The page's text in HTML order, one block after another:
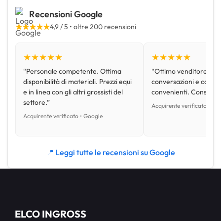
Recensioni Google
★★★★★4,9 / 5 • oltre 200 recensioni
★★★★★
“Personale competente. Ottima
disponibilità di materiali. Prezzi equi
e in linea con gli altri grossisti del
settore.”
Acquirente verificato • Google
★★★★★
“Ottimo venditore,
conversazioni e con
convenienti.
Acquirente verificato •
📍 Leggi tutte le recensioni su Google
ELCO INGROSS